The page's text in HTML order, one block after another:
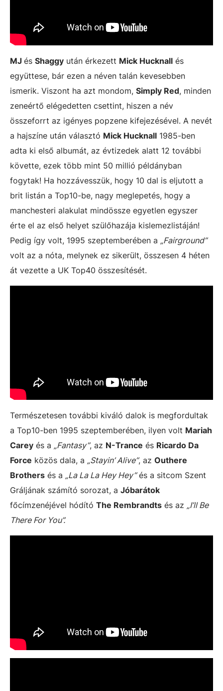
MJ és Shaggy után érkezett Mick Hucknall és
együttese, bár ezen a néven talán kevesebben
ismerik. Viszont ha azt mondom, Simply Red, minden
zeneértő elégedetten csettint, hiszen a név
összeforrt az igényes popzene kifejezésével. A nevét
a hajszíne után választó Mick Hucknall 1985-ben
adta ki első albumát, az évtizedek alatt 12 további
követte, ezek több mint 50 millió példányban
fogytak! Ha hozzávesszük, hogy 10 dal is eljutott a
brit listán a Top10-be, nagy meglepetés, hogy a
manchesteri alakulat mindössze egyetlen egyszer
érte el az első helyet szülőhazája kislemezlistáján!
Pedig így volt, 1995 szeptemberében a „Fairground”
volt az a nóta, melynek ez sikerült, összesen 4 héten
át vezette a UK Top40 összesítését.
Természetesen további kiváló dalok is megfordultak
a Top10-ben 1995 szeptemberében, ilyen volt Mariah
Carey és a „Fantasy”, az N-Trance és Ricardo Da
Force közös dala, a „Stayin’ Alive”, az Outhere
Brothers és a „La La La Hey Hey”és a sitcom Szent
Gráljának számító sorozat, a Jóbarátok
főcímzenéjével hódító The Rembrandts és az „I’ll Be
There For You”.